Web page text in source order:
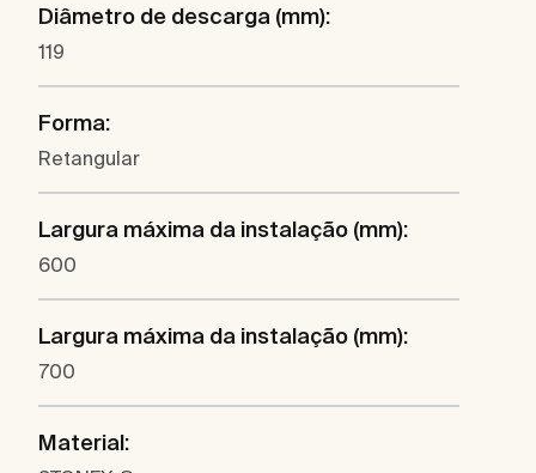
Diâmetro de descarga (mm):
119
Forma:
Retangular
Largura máxima da instalação (mm):
600
Largura máxima da instalação (mm):
700
Material: